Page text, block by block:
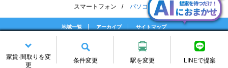
家賃·間取りを変
更
条件変更 駅を変更 LINEで提案
スマートフォン パソコン
地域一覧 アーカイブ
サイトマップ
会社案内
(C) CHINTAI Corporation All rights reserved.